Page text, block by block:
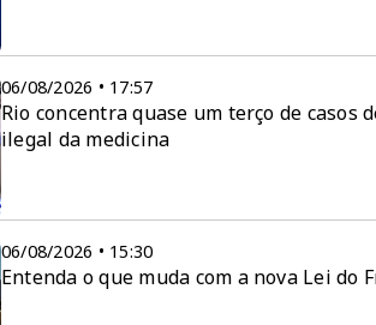
06/08/2026 • 17:57
Rio concentra quase um terço de casos
ilegal da medicina
06/08/2026 • 15:30
Entenda o que muda com a nova Lei do